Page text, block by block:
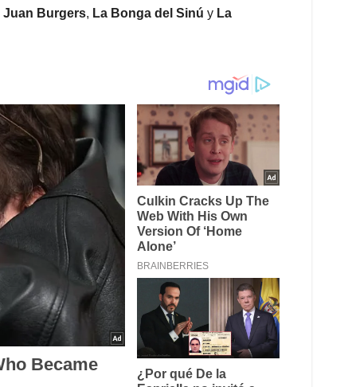
Juan Burgers, La Bonga del Sinú y La